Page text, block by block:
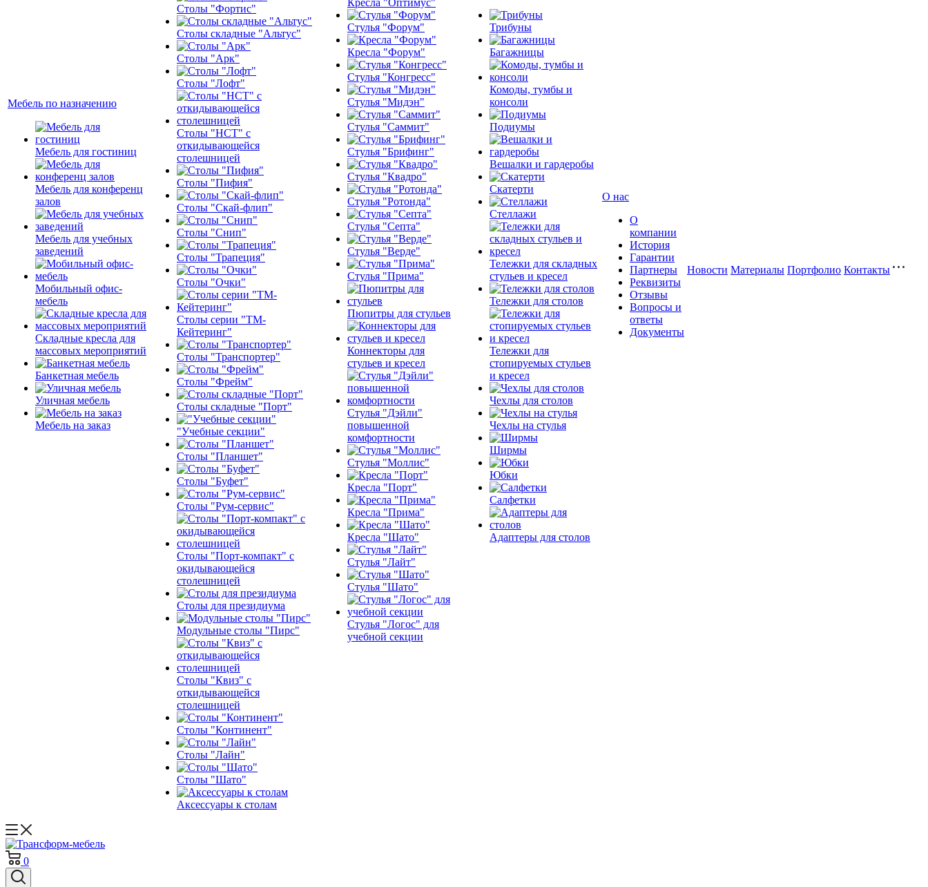
Мебель по назначению
Мебель для гостиниц
Мебель для конференц
залов
Мебель для учебных
заведений
Мобильный офис-
мебель
Складные кресла для
массовых мероприятий
Банкетная мебель
Уличная мебель
Мебель на заказ
Столы "Фортис"
Столы складные "Альтус"
Столы "Арк"
Столы "Лофт"
Столы "НСТ" с
откидывающейся
столешницей
Столы "Пифия"
Столы "Скай-флип"
Столы "Снип"
Столы "Трапеция"
Столы "Очки"
Столы серии "ТМ-
Кейтеринг"
Столы "Транспортер"
Столы "Фрейм"
Столы складные "Порт"
"Учебные секции"
Столы "Планшет"
Столы "Буфет"
Столы "Рум-сервис"
Столы "Порт-компакт" с
окидывающейся
столешницей
Столы для президиума
Модульные столы "Пирс"
Столы "Квиз" с
откидывающейся
столешницей
Столы "Континент"
Столы "Лайн"
Столы "Шато"
Аксессуары к столам
Кресла "Оптимус"
Стулья "Форум"
Кресла "Форум"
Стулья "Конгресс"
Стулья "Мидэн"
Стулья "Саммит"
Стулья "Брифинг"
Стулья "Квадро"
Стулья "Ротонда"
Стулья "Септа"
Стулья "Верде"
Стулья "Прима"
Пюпитры для стульев
Коннекторы для
стульев и кресел
Стулья "Дэйли"
повышенной
комфортности
Стулья "Моллис"
Кресла "Порт"
Кресла "Прима"
Кресла "Шато"
Стулья "Лайт"
Стулья "Шато"
Стулья "Логос" для
учебной секции
Трибуны
Багажницы
Комоды, тумбы и
консоли
Подиумы
Вешалки и гардеробы
Скатерти
Стеллажи
Тележки для складных
стульев и кресел
Тележки для столов
Тележки для
стопируемых стульев
и кресел
Чехлы для столов
Чехлы на стулья
Ширмы
Юбки
Салфетки
Адаптеры для столов
О нас
О
компании
История
Гарантии
Партнеры
Реквизиты
Отзывы
Вопросы и
ответы
Документы
Новости Материалы Портфолио Контакты
0